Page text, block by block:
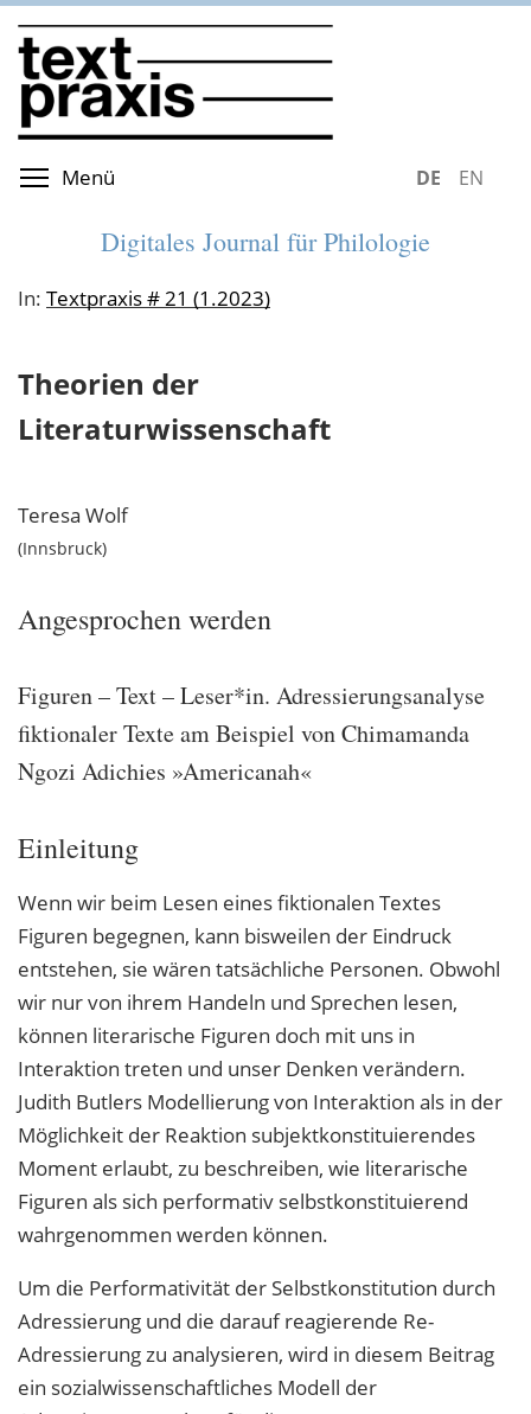
Direkt
zum
Inhalt
Menü Menüsichtbarkeit umschaltenDEUTSCH
Digitales Journal für Philologie
In: Textpraxis # 21 (1.2023)
Theorien der
Literaturwissenschaft
Teresa Wolf
Innsbruck
Angesprochen werden
Figuren – Text – Leser*in. Adressierungsanalyse
fiktionaler Texte am Beispiel von Chimamanda
Ngozi Adichies »Americanah«
Einleitung
Wenn wir beim Lesen eines fiktionalen Textes
Figuren begegnen, kann bisweilen der Eindruck
entstehen, sie wären tatsächliche Personen. Obwohl
wir nur von ihrem Handeln und Sprechen lesen,
können literarische Figuren doch mit uns in
Interaktion treten und unser Denken verändern.
Judith Butlers Modellierung von Interaktion als in der
Möglichkeit der Reaktion subjektkonstituierendes
Moment erlaubt, zu beschreiben, wie literarische
Figuren als sich performativ selbstkonstituierend
wahrgenommen werden können.
Um die Performativität der Selbstkonstitution durch
Adressierung und die darauf reagierende Re-
Adressierung zu analysieren, wird in diesem Beitrag
ein sozialwissenschaftliches Modell der